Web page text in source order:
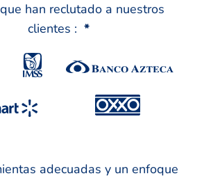
han reclutado a nuestros
clientes : *
adecuadas y un enfoque